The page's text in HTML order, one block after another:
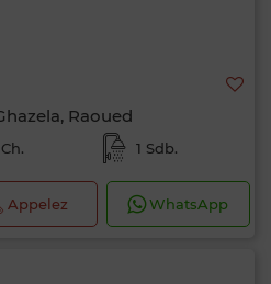
Raoued
1 Sdb.
Appelez WhatsApp